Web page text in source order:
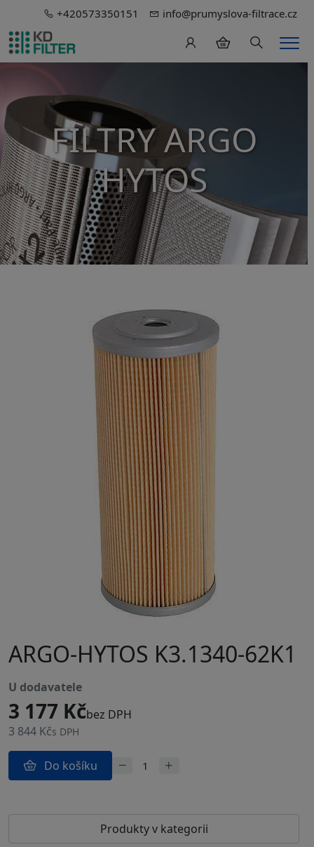
+420573350151 info@prumyslova-filtrace.cz
Hledání
FILTRY ARGO
HYTOS
ARGO-HYTOS K3.1340-62K1
u dodavatele
3 177 Kčbez DPH
3 844 Kčs DPH
Do košíku
Produkty v kategorii